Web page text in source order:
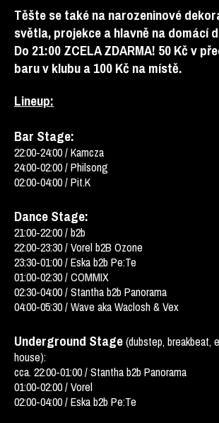
Těšte se také na narozeninové
světla, projekce a hlavně na domácí
Do 21:00 ZCELA ZDARMA! 50 Kč v
baru v klubu a 100 Kč na místě.
Lineup:
Bar Stage:
22:00-24:00 / Kamcza
24:00-02:00 / Philsong
02:00-04:00 / Pit.K
Dance Stage:
21:00-22:00 / b2b
22:00-23:30 / Vorel b2B Ozone
23:30-01:00 / Eska b2b Pe:Te
01:00-02:30 / COMMIX
02:30-04:00 / Stantha b2b Panorama
04:00-05:30 / Wave aka Waclosh & Vex
Underground Stage(dubstep, breakbeat,
house):
cca. 22:00-01:00 / Stantha b2b Panorama
01:00-02:00 / Vorel
02:00-04:00 / Eska b2b Pe:Te